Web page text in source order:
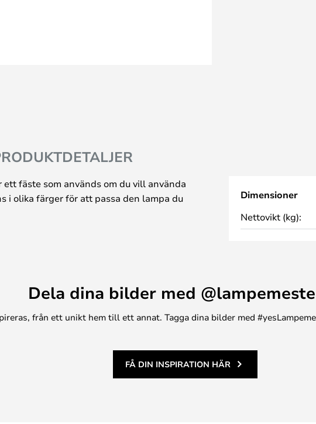
fäste som används om du vill använda
i olika färger för att passa den lampa du
Dimensioner
Nettovikt (kg):
Dela dina bilder med
från ett unikt hem till ett annat. Tagga dina bilder med
FÅ DIN INSPIRATION HÄR